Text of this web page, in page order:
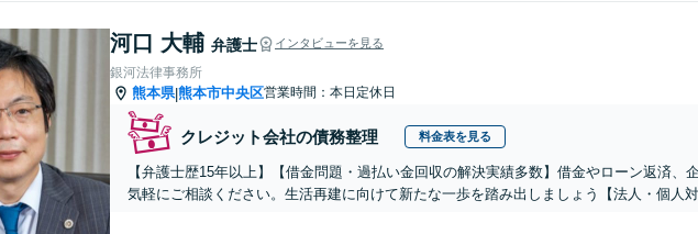
河口 大輔 弁護士 インタビューを見る
銀河法律事務所
熊本県|熊本市中央区営業時間：本日定休日
クレジット会社の債務整理 料金表を見る
【弁護士歴15年以上】【借金問題・過払い金回収の解決実績多数】借金やローン返済、
気軽にご相談ください。生活再建に向けて新たな一歩を踏み出しましょう【法人・個人